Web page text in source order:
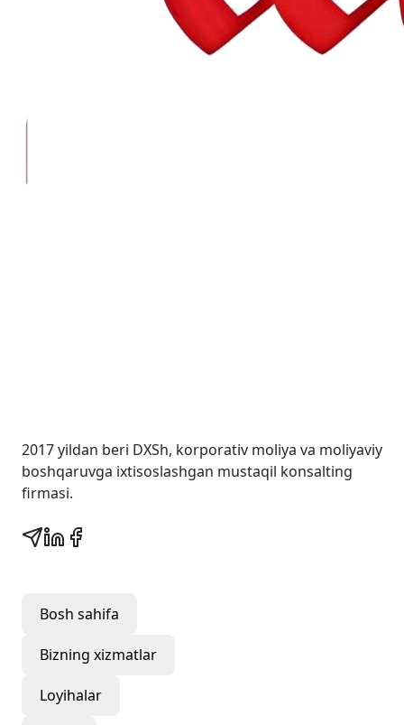
2017 yildan beri DXSh, korporativ moliya va moliyaviy
boshqaruvga ixtisoslashgan mustaqil konsalting
firmasi.
Bosh sahifa
Bizning xizmatlar
Loyihalar